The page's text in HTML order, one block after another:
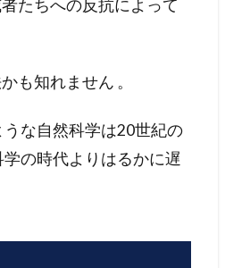
たちへの反抗によって
も知れません 。
な自然科学は20世紀の
の時代よりはるかに遅